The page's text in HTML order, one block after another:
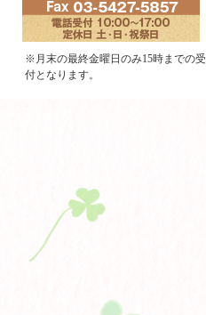
※月末の最終金曜日のみ15時までの受
付となります。